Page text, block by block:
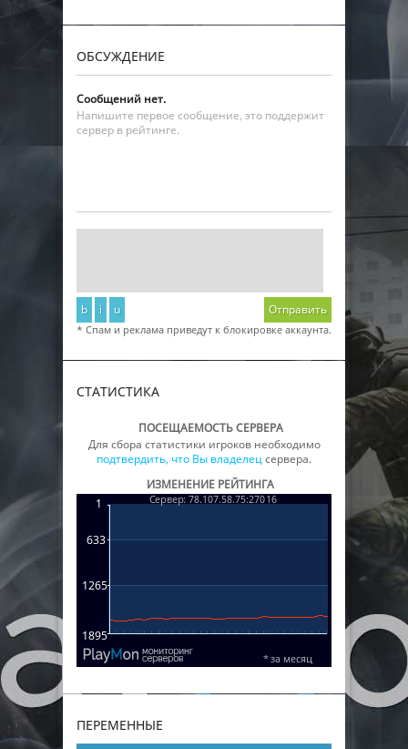
ОБСУЖДЕНИЕ
Сообщений нет.
Напишите первое сообщение, это поддержит
сервер в рейтинге.
b i u Отправить
* Спам и реклама приведут к блокировке аккаунта.
СТАТИСТИКА
ПОСЕЩАЕМОСТЬ СЕРВЕРА
Для сбора статистики игроков необходимо
подтвердить, что Вы владелецсервера.
ИЗМЕНЕНИЕ РЕЙТИНГА
ПЕРЕМЕННЫЕ